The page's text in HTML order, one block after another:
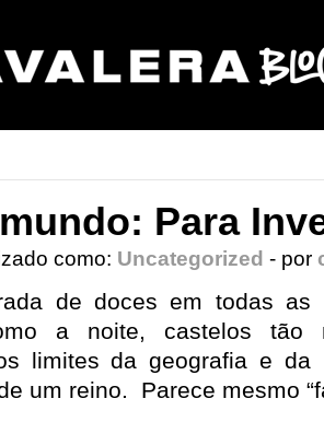
Para
como: Uncategorized - por
de doces em todas as
a noite, castelos tão
limites da geografia e da
um reino. Parece mesmo